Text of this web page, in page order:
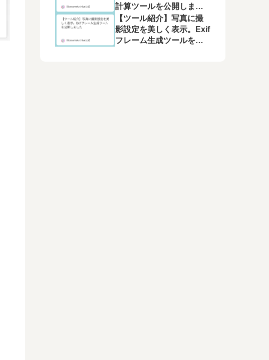
計算ツールを公開しまし
た
【ツール紹介】写真に撮
影設定を美しく表示。Exif
フレーム生成ツールを公